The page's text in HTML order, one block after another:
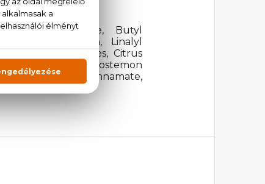
Butyl
Linalyl
Citrus
Flower Oil, Pogostemon
Benzyl Cinnamate,
Ketones.